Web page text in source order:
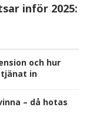
inför 2025:
och hur
in
– då hotas